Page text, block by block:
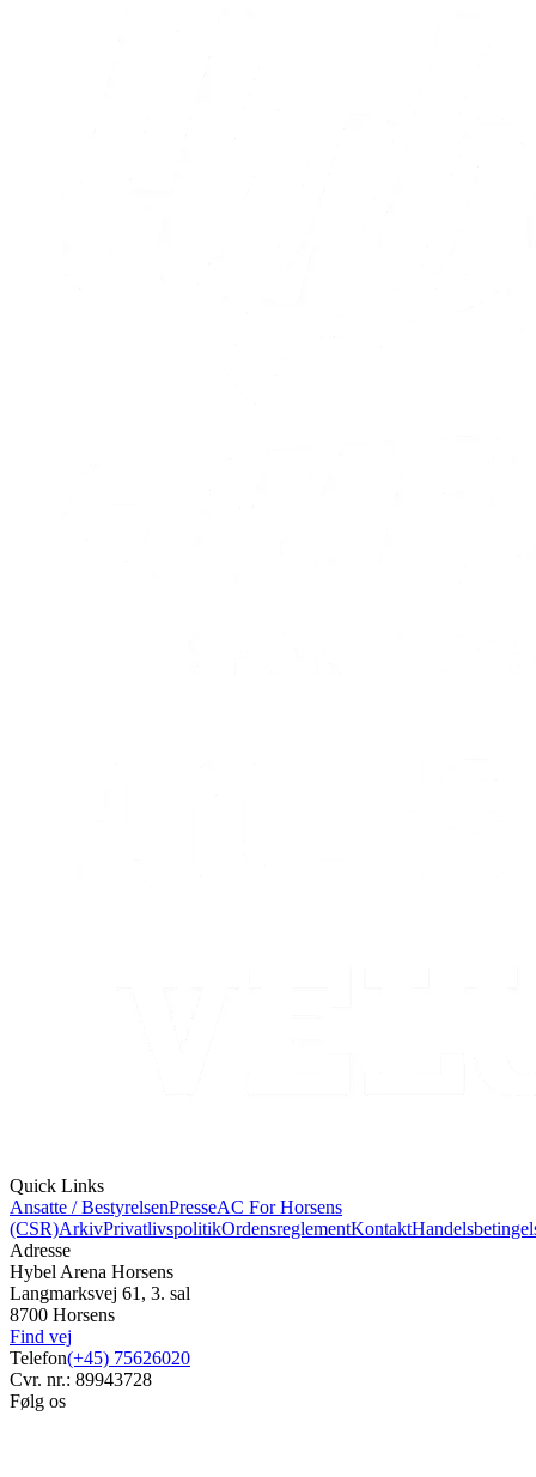
Quick Links
Ansatte / BestyrelsenPresseAC For Horsens
(CSR)ArkivPrivatlivspolitikOrdensreglementKontakt
Adresse
Hybel Arena Horsens
Langmarksvej 61, 3. sal
8700 Horsens
Find vej
Telefon(+45) 75626020
Cvr. nr.: 89943728
Følg os